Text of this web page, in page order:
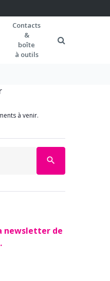
Contacts
&
boîte
à outils
à venir.
search
newsletter de